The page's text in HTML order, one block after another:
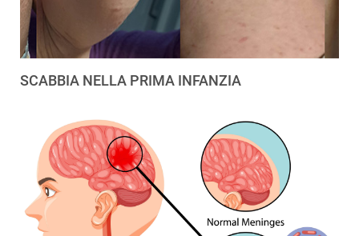
SCABBIA NELLA PRIMA INFANZIA